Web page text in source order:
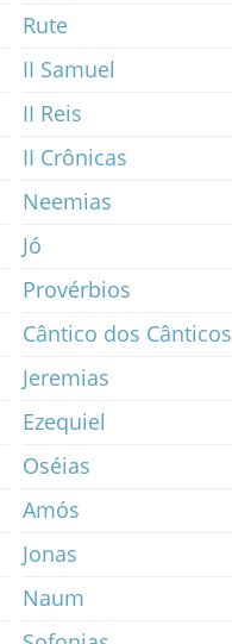
Rute
II Samuel
II Reis
II Crônicas
Neemias
Jó
Provérbios
Cântico dos Cânticos
Jeremias
Ezequiel
Oséias
Amós
Jonas
Naum